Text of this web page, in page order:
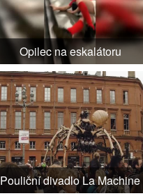
Opilec na eskalátoru
Pouliční divadlo La Machine